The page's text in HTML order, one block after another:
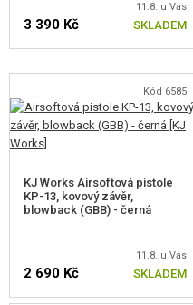
AIRSOFT SNIPER PUŠKY
AIRSOFT KULOMETY
VZDUCHOVÉ ZBRANĚ, PRAKY
KULIČKY, PLYN
AKUMULÁTORY, NABÍJEČKY
11.8. u Vás
3 390 Kč SKLADEM
Kód 6585
KJ Works Airsoftová pistole
KP-13, kovový závěr,
blowback (GBB) - černá
11.8. u Vás
2 690 Kč SKLADEM